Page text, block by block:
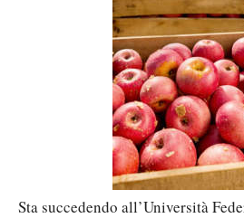
Sta succedendo all’Università